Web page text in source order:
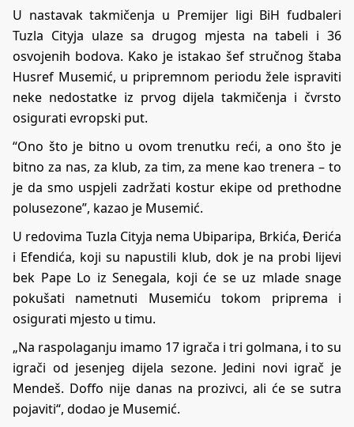
U nastavak takmičenja u Premijer ligi BiH fudbaleri
Tuzla Cityja ulaze sa drugog mjesta na tabeli i 36
osvojenih bodova. Kako je istakao šef stručnog štaba
Husref Musemić, u pripremnom periodu žele ispraviti
neke nedostatke iz prvog dijela takmičenja i čvrsto
osigurati evropski put.
“Ono što je bitno u ovom trenutku reći, a ono što je
bitno za nas, za klub, za tim, za mene kao trenera – to
je da smo uspjeli zadržati kostur ekipe od prethodne
polusezone”, kazao je Musemić.
U redovima Tuzla Cityja nema Ubiparipa, Brkića, Đerića
i Efendića, koji su napustili klub, dok je na probi lijevi
bek Pape Lo iz Senegala, koji će se uz mlade snage
pokušati nametnuti Musemiću tokom priprema i
osigurati mjesto u timu.
„Na raspolaganju imamo 17 igrača i tri golmana, i to su
igrači od jesenjeg dijela sezone. Jedini novi igrač je
Mendeš. Doffo nije danas na prozivci, ali će se sutra
pojaviti“, dodao je Musemić.